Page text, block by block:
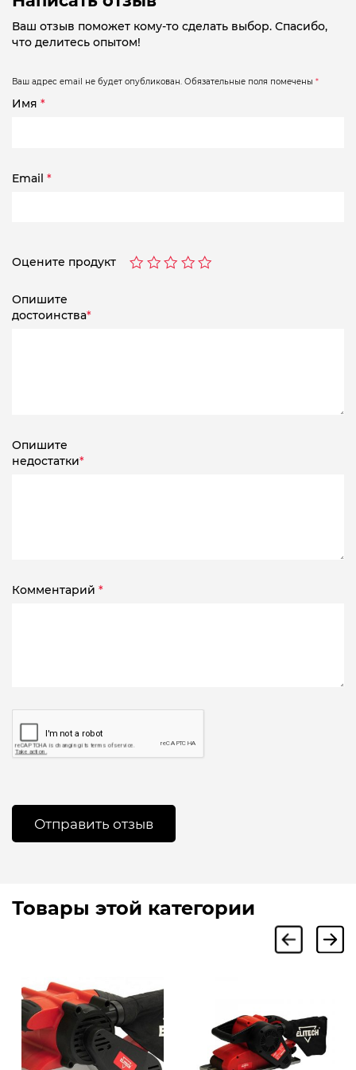
Ваш отзыв поможет кому-то сделать выбор. Спасибо,
что делитесь опытом!
Ваш адрес email не будет опубликован. Обязательные поля помечены *
Имя *
Email *
Оцените продукт
Опишите
достоинства*
Опишите
недостатки*
Комментарий *
Товары этой категории